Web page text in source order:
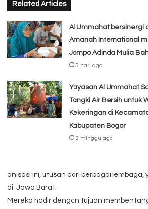
Related Articles
Al Ummahat bersinergi
Amanah International
Jompo Adinda Mulia
5 hari ago
Yayasan Al Ummahat
Tangki Air Bersih untuk
Kekeringan di
Kabupaten Bogor
3 minggu ago
anisasi ini, utusan dari berbagai lembaga,
di Jawa Barat.
Mereka hadir dengan tujuan